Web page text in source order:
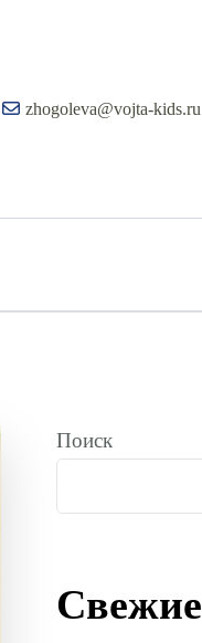
zhogoleva@vojta-kids.ru
Поиск